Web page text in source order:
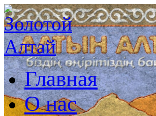
Главная
О нас